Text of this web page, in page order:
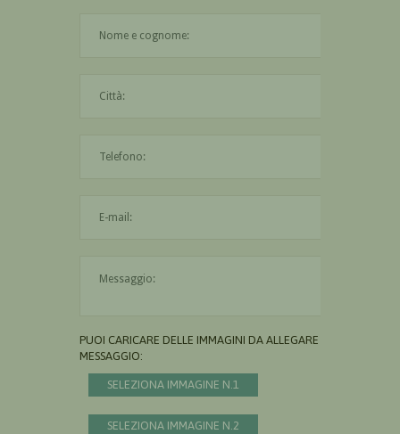
PUOI CARICARE DELLE IMMAGINI DA ALLEGARE AL
MESSAGGIO:
SELEZIONA IMMAGINE N.1
SELEZIONA IMMAGINE N.2